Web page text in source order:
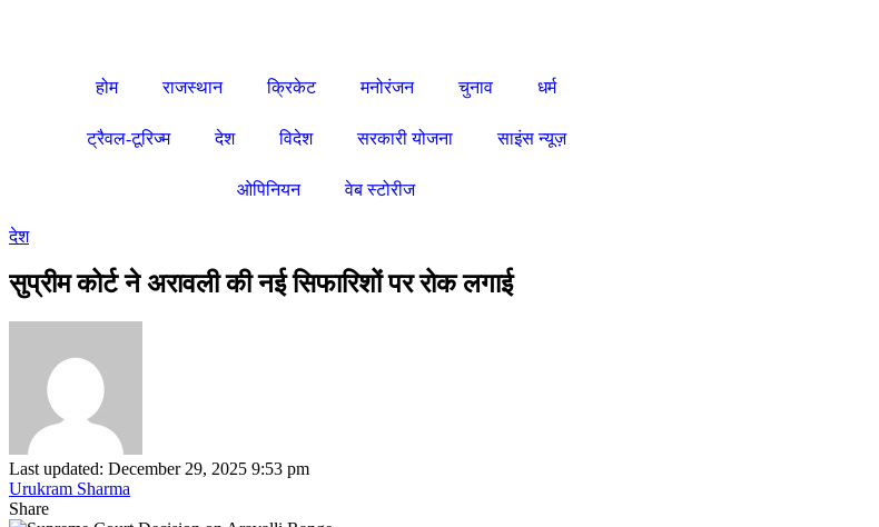
होम राजस्थान क्रिकेट मनोरंजन चुनाव धर्म
ट्रैवल-टूरिज्म देश विदेश सरकारी योजना साइंस न्यूज़
ओपिनियन वेब स्टोरीज
देश
सुप्रीम कोर्ट ने अरावली की नई सिफारिशों पर रोक लगाई
Last updated: December 29, 2025 9:53 pm
Urukram Sharma
Share